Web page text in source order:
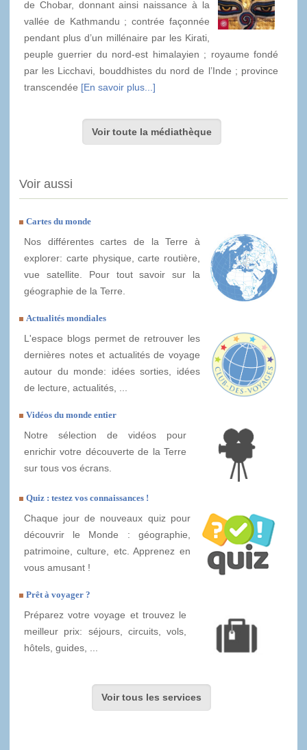
de Chobar, donnant ainsi naissance à la
vallée de Kathmandu ; contrée façonnée
pendant plus d’un millénaire par les Kirati,
peuple guerrier du nord-est himalayien ; royaume fondé
par les Licchavi, bouddhistes du nord de l’Inde ; province
transcendée [En savoir plus...]
Voir toute la médiathèque
Voir aussi
Cartes du monde
Nos différentes cartes de la Terre à
explorer: carte physique, carte routière,
vue satellite. Pour tout savoir sur la
géographie de la Terre.
Actualités mondiales
L'espace blogs permet de retrouver les
dernières notes et actualités de voyage
autour du monde: idées sorties, idées
de lecture, actualités, ...
Vidéos du monde entier
Notre sélection de vidéos pour
enrichir votre découverte de la Terre
sur tous vos écrans.
Quiz : testez vos connaissances !
Chaque jour de nouveaux quiz pour
découvrir le Monde : géographie,
patrimoine, culture, etc. Apprenez en
vous amusant !
Prêt à voyager ?
Préparez votre voyage et trouvez le
meilleur prix: séjours, circuits, vols,
hôtels, guides, ...
Voir tous les services